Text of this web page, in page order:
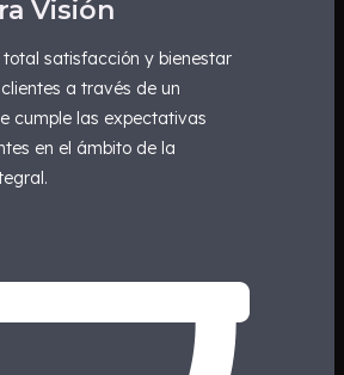
Visión
satisfacción y bienestar
a través de un
cumple las expectativas
en el ámbito de la